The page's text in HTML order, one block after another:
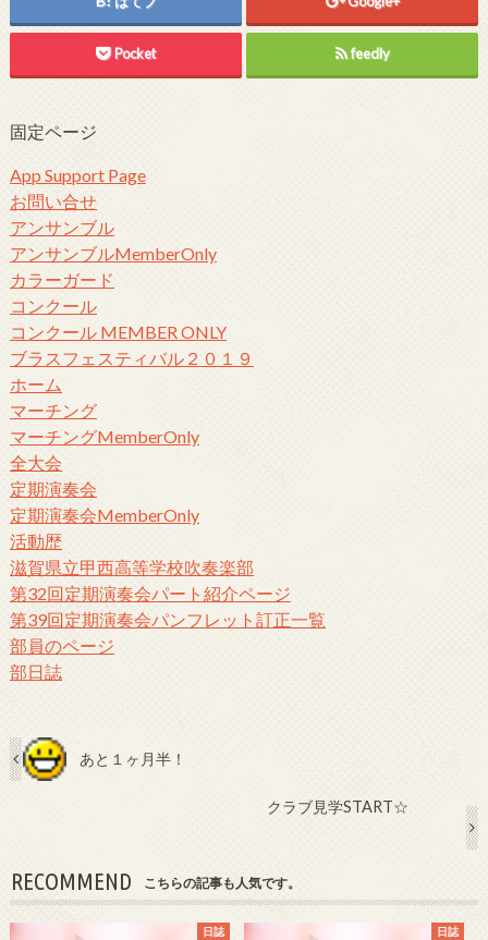
Pocket feedly
固定ページ
App Support Page
お問い合せ
アンサンブル
アンサンブルMemberOnly
カラーガード
コンクール
コンクール MEMBER ONLY
ブラスフェスティバル２０１９
ホーム
マーチング
マーチングMemberOnly
全大会
定期演奏会
定期演奏会MemberOnly
活動歴
滋賀県立甲西高等学校吹奏楽部
第32回定期演奏会パート紹介ページ
第39回定期演奏会パンフレット訂正一覧
部員のページ
部日誌
あと１ヶ月半！
クラブ見学START☆
RECOMMEND こちらの記事も人気です。
日誌 日誌